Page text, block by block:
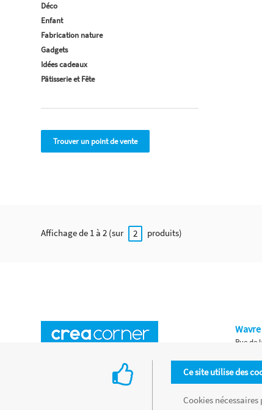
Déco
Enfant
Fabrication nature
Gadgets
Idées cadeaux
Pâtisserie et Fête
Trouver un point de vente
Affichage de 1 à 2 (sur 2 produits)
Ce site utilise des
Cookies
Wavre
Rue de